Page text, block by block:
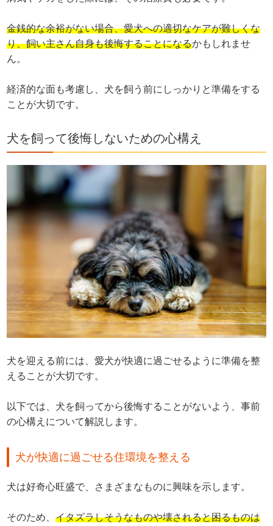
金銭的な余裕がない場合、愛犬への適切なケアが難しくな
り、飼い主さん自身も後悔することになるかもしれませ
ん。
経済的な面も考慮し、犬を飼う前にしっかりと準備をする
ことが大切です。
犬を飼って後悔しないための心構え
犬を迎える前には、愛犬が快適に過ごせるように準備を整
えることが大切です。
以下では、犬を飼ってから後悔することがないよう、事前
の心構えについて解説します。
犬が快適に過ごせる住環境を整える
犬は好奇心旺盛で、さまざまなものに興味を示します。
そのため、イタズラしそうなものや壊されると困るものは